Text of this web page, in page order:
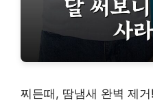
찌든때, 땀냄새 완벽 제